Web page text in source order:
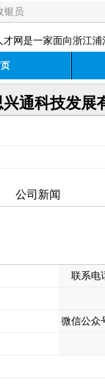
银员
才网是一家面向浙江
通科技发展
公司新闻
联系电
微信公众